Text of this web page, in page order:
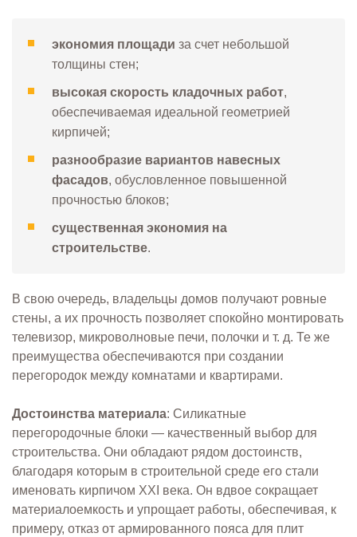
экономия площади за счет небольшой
толщины стен;
высокая скорость кладочных работ,
обеспечиваемая идеальной геометрией
кирпичей;
разнообразие вариантов навесных
фасадов, обусловленное повышенной
прочностью блоков;
существенная экономия на
строительстве.
В свою очередь, владельцы домов получают ровные
стены, а их прочность позволяет спокойно монтировать
телевизор, микроволновые печи, полочки и т. д. Те же
преимущества обеспечиваются при создании
перегородок между комнатами и квартирами.
Достоинства материала: Силикатные
перегородочные блоки — качественный выбор для
строительства. Они обладают рядом достоинств,
благодаря которым в строительной среде его стали
именовать кирпичом XXI века. Он вдвое сокращает
материалоемкость и упрощает работы, обеспечивая, к
примеру, отказ от армированного пояса для плит